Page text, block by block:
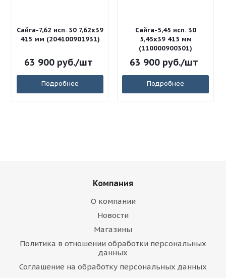
Сайга-7,62 исп. 30 7,62x39
415 мм (204100901931)
63 900руб./шт
Подробнее
Сайга-5,45 исп. 30
5,45x39 415 мм
(110000900301)
63 900руб./шт
Подробнее
Компания
О компании
Новости
Магазины
Политика в отношении обработки персональных
данных
Соглашение на обработку персональных данных